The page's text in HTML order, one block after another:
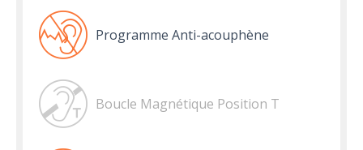
Programme Anti-acouphène
Boucle Magnétique Position T